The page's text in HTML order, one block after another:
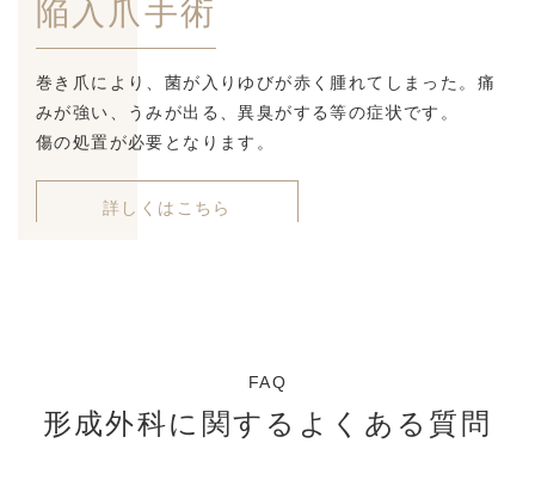
陥入爪手術
巻き爪により、菌が入りゆびが赤く腫れてしまった。痛
みが強い、うみが出る、異臭がする等の症状です。
傷の処置が必要となります。
詳しくはこちら
FAQ
形成外科に関するよくある質問